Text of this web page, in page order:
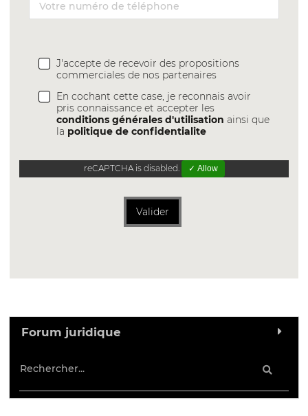
J'accepte de recevoir des propositions
commerciales de nos partenaires
En cochant cette case, je reconnais avoir
pris connaissance et accepter les
conditions générales d'utilisation ainsi que
la politique de confidentialite
reCAPTCHA is disabled. ✓ Allow
Valider
Forum juridique